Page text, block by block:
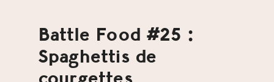
Battle Food #25 :
Spaghettis de